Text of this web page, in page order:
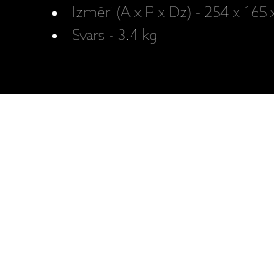
Izmēri (A x P x Dz) - 254 x 165
Svars - 3.4 kg